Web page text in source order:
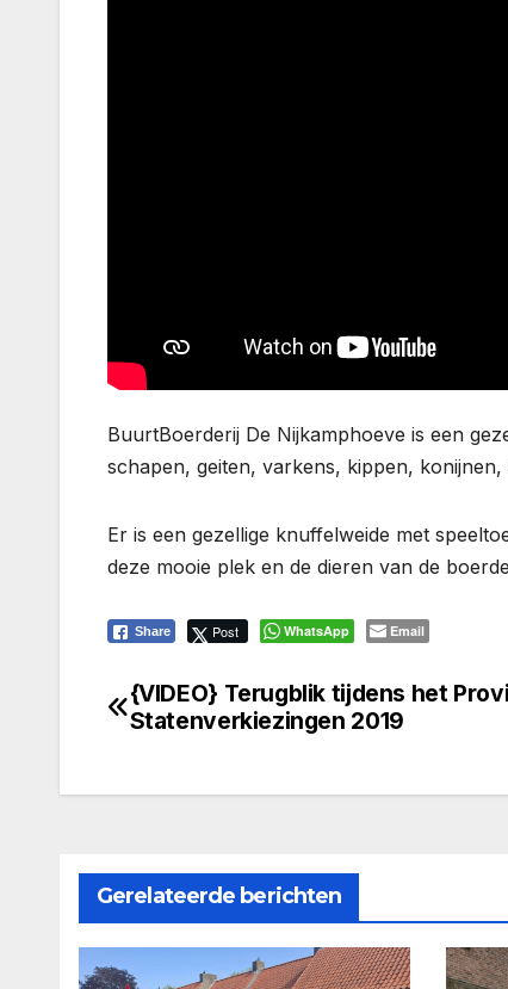
BuurtBoerderij De Nijkamphoeve is een
schapen, geiten, varkens, kippen,
Er is een gezellige knuffelweide met
deze mooie plek en de dieren van de
Share Post WhatsApp Email
Bericht
{VIDEO} Terugblik tijdens het
Statenverkiezingen 2019
Gerelateerde berichten